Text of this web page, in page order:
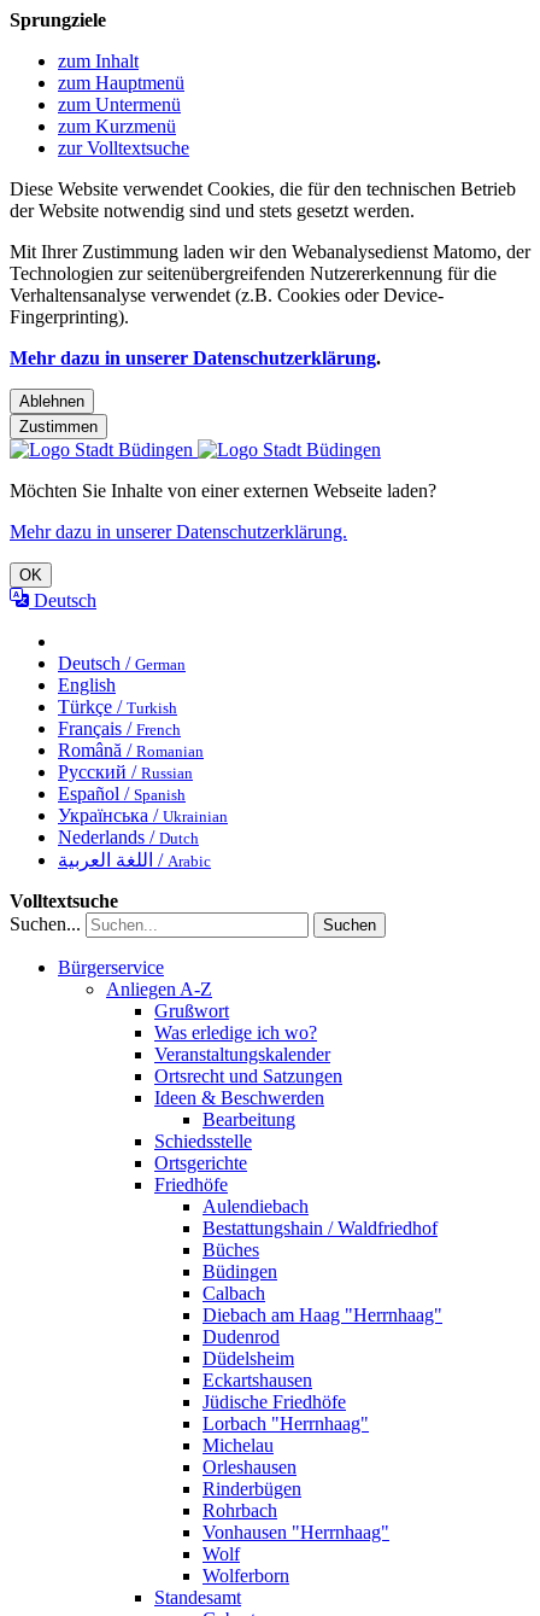
Sprungziele
zum Inhalt
zum Hauptmenü
zum Untermenü
zum Kurzmenü
zur Volltextsuche
Diese Website verwendet Cookies, die für den technischen Betrieb
der Website notwendig sind und stets gesetzt werden.
Mit Ihrer Zustimmung laden wir den Webanalysedienst Matomo, der
Technologien zur seitenübergreifenden Nutzererkennung für die
Verhaltensanalyse verwendet (z.B. Cookies oder Device-
Fingerprinting).
Mehr dazu in unserer Datenschutzerklärung.
Ablehnen
Zustimmen
Möchten Sie Inhalte von einer externen Webseite laden?
Mehr dazu in unserer Datenschutzerklärung.
OK
Deutsch
Deutsch / German
English
Türkçe / Turkish
Français / French
Română / Romanian
Русский / Russian
Español / Spanish
Українська / Ukrainian
Nederlands / Dutch
اللغة العربية / Arabic
Volltextsuche
Suchen...
Suchen
Bürgerservice
Anliegen A-Z
Grußwort
Was erledige ich wo?
Veranstaltungskalender
Ortsrecht und Satzungen
Ideen & Beschwerden
Bearbeitung
Schiedsstelle
Ortsgerichte
Friedhöfe
Aulendiebach
Bestattungshain / Waldfriedhof
Büches
Büdingen
Calbach
Diebach am Haag "Herrnhaag"
Dudenrod
Düdelsheim
Eckartshausen
Jüdische Friedhöfe
Lorbach "Herrnhaag"
Michelau
Orleshausen
Rinderbügen
Rohrbach
Vonhausen "Herrnhaag"
Wolf
Wolferborn
Standesamt